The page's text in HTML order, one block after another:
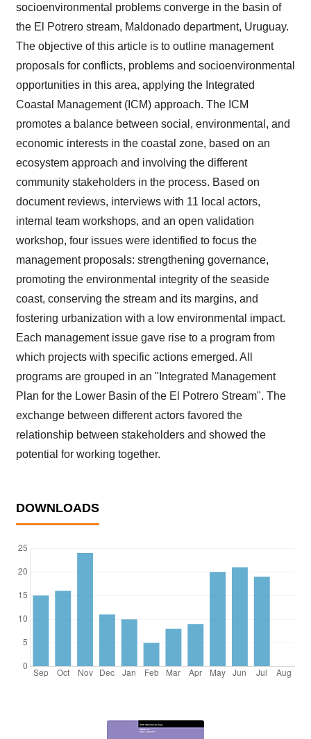
socioenvironmental problems converge in the basin of
the El Potrero stream, Maldonado department, Uruguay.
The objective of this article is to outline management
proposals for conflicts, problems and socioenvironmental
opportunities in this area, applying the Integrated
Coastal Management (ICM) approach. The ICM
promotes a balance between social, environmental, and
economic interests in the coastal zone, based on an
ecosystem approach and involving the different
community stakeholders in the process. Based on
document reviews, interviews with 11 local actors,
internal team workshops, and an open validation
workshop, four issues were identified to focus the
management proposals: strengthening governance,
promoting the environmental integrity of the seaside
coast, conserving the stream and its margins, and
fostering urbanization with a low environmental impact.
Each management issue gave rise to a program from
which projects with specific actions emerged. All
programs are grouped in an "Integrated Management
Plan for the Lower Basin of the El Potrero Stream". The
exchange between different actors favored the
relationship between stakeholders and showed the
potential for working together.
DOWNLOADS